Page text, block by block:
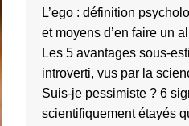
L’ego : définition
et moyens d’en faire un
Les 5 avantages sous-
introverti, vus par la
Suis-je pessimiste ? 6
scientifiquement étayés